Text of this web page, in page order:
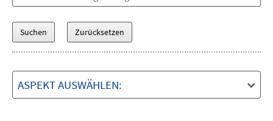
ASPEKT AUSWÄHLEN: